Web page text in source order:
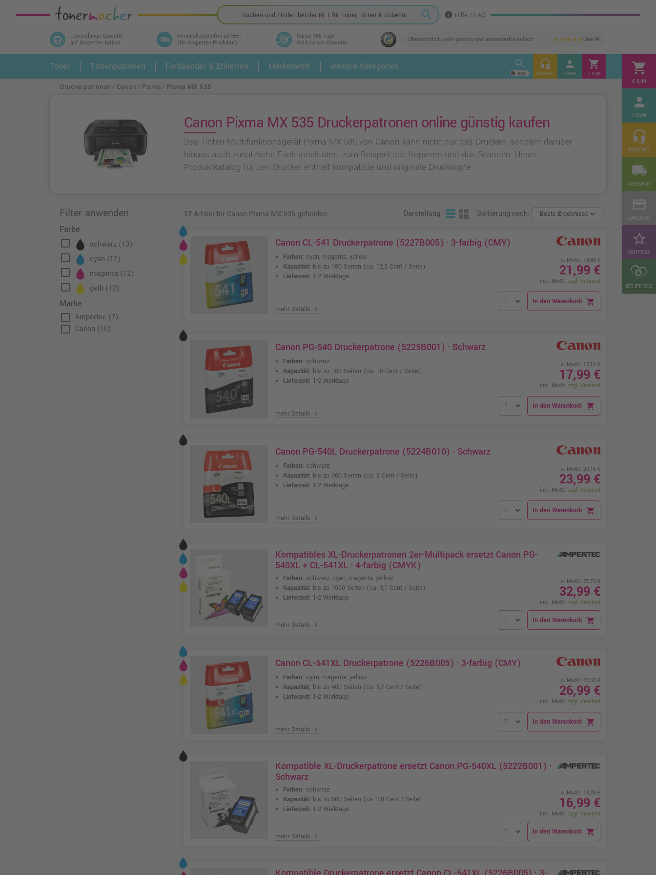
search info Hilfe / FAQ
Lebenslange Garantie
auf Ampertec Artikel
Versandkostenfrei ab 35€¹
(für Ampertec Produkte)
Ganze 365 Tage
Geld-zurück-Garantie
Übersichtlich, sehr günstig und anwenderfreundlich star star star star star Uwe W.
shopping_cart
€ 0,00
person
LOGIN
headset_mic
KONTAKT
local_shipping
VERSAND
star_border
VORTEILE
RELIFE BOX
In 3 einfachen Schritten ihr Druckermodell
und alle dazu passenden Artikel finden ➤ 1. 2.
Toner Tintenpatronen Farbbänder & Etiketten Markenwelt weitere Kategorien search headset_mic
KONTAKT
person
LOGIN
shopping_cart
€ 0,00
Druckerpatronen Canon Pixma Pixma MX 535
Canon Pixma MX 535 Druckerpatronen online günstig kaufen
Das Tinten-Multifunktionsgerät Pixma MX 535 von Canon kann nicht nur das Drucken, sondern darüber
hinaus auch zusätzliche Funktionalitäten, zum Beispiel das Kopieren und das Scannen. Unser
Produktkatalog für den Drucker enthält kompatible und originale Druckköpfe.
Filter anwenden
Farbe
check_box_outline_blank schwarz (13)
check_box_outline_blank cyan (12)
check_box_outline_blank magenta (12)
check_box_outline_blank gelb (12)
Marke
check_box_outline_blank Ampertec (7)
check_box_outline_blank Canon (10)
17Artikel für Canon Pixma MX 535 gefunden Darstellung: Sortierung nach:
Canon CL-541 Druckerpatrone (5227B005) · 3-farbig (CMY)
Farben: cyan, magenta, yellow
Kapazität: bis zu 180 Seiten (ca. 12,2 Cent / Seite)
Lieferzeit: 1-2 Werktage
mehr Details chevron_right
o. MwSt. 18,48 €
21,99 €
inkl. MwSt. zzgl. Versand
In den Warenkorb shopping_cart
Canon PG-540 Druckerpatrone (5225B001) · Schwarz
Farben: schwarz
Kapazität: bis zu 180 Seiten (ca. 10 Cent / Seite)
Lieferzeit: 1-2 Werktage
mehr Details chevron_right
o. MwSt. 15,12 €
17,99 €
inkl. MwSt. zzgl. Versand
In den Warenkorb shopping_cart
Canon PG-540L Druckerpatrone (5224B010) · Schwarz
Farben: schwarz
Kapazität: bis zu 300 Seiten (ca. 8 Cent / Seite)
Lieferzeit: 1-2 Werktage
mehr Details chevron_right
o. MwSt. 20,16 €
23,99 €
inkl. MwSt. zzgl. Versand
In den Warenkorb shopping_cart
Kompatibles XL-Druckerpatronen 2er-Multipack ersetzt Canon PG-
540XL + CL-541XL · 4-farbig (CMYK)
Farben: schwarz, cyan, magenta, yellow
Kapazität: bis zu 1050 Seiten (ca. 3,1 Cent / Seite)
Lieferzeit: 1-2 Werktage
mehr Details chevron_right
o. MwSt. 27,72 €
32,99 €
inkl. MwSt. zzgl. Versand
In den Warenkorb shopping_cart
Canon CL-541XL Druckerpatrone (5226B005) · 3-farbig (CMY)
Farben: cyan, magenta, yellow
Kapazität: bis zu 400 Seiten (ca. 6,7 Cent / Seite)
Lieferzeit: 1-2 Werktage
mehr Details chevron_right
o. MwSt. 22,68 €
26,99 €
inkl. MwSt. zzgl. Versand
In den Warenkorb shopping_cart
Kompatible XL-Druckerpatrone ersetzt Canon PG-540XL (5222B001) ·
Schwarz
Farben: schwarz
Kapazität: bis zu 600 Seiten (ca. 2,8 Cent / Seite)
Lieferzeit: 1-2 Werktage
mehr Details chevron_right
o. MwSt. 14,28 €
16,99 €
inkl. MwSt. zzgl. Versand
In den Warenkorb shopping_cart